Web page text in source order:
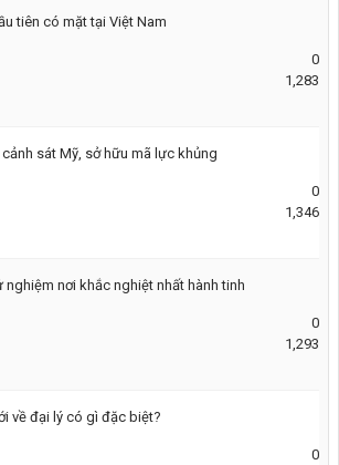
tiên có mặt tại Việt Nam
0
1,283
sát Mỹ, sở hữu mã lực khủng
0
1,346
nơi khắc nghiệt nhất hành tinh
0
1,293
về đại lý có gì đặc biệt?
0